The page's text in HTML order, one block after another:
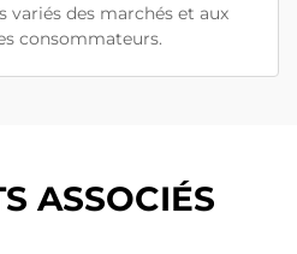
variés des marchés et aux
consommateurs.
ASSOCIÉS